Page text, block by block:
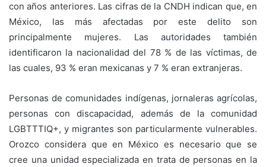
con años anteriores. Las cifras de la CNDH indican que, en
México, las más afectadas por este delito son
principalmente mujeres. Las autoridades también
identificaron la nacionalidad del 78 % de las víctimas, de
las cuales, 93 % eran mexicanas y 7 % eran extranjeras.
Personas de comunidades indígenas, jornaleras agrícolas,
personas con discapacidad, además de la comunidad
LGBTTTIQ+, y migrantes son particularmente vulnerables.
Orozco considera que en México es necesario que se
cree una unidad especializada en trata de personas en la